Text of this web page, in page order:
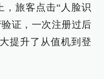
，旅客点击“人脸识
证，一次注册过后
提升了从值机到登